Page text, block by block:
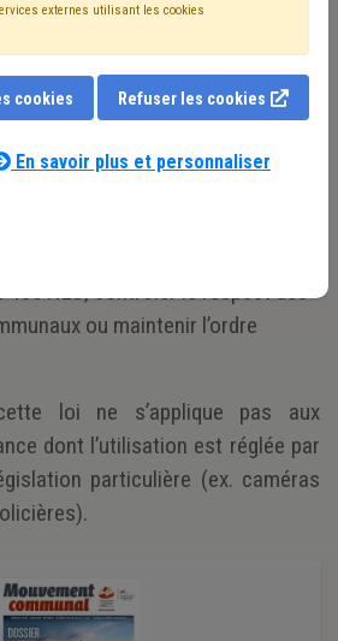
personnel.
de surveillance vise l’utilisation
à des fins non policières. La
135 NLC, contrôler le respect des
ou maintenir l’ordre
loi ne s’applique pas aux
dont l’utilisation est réglée par
particulière (ex. caméras
externes utilisant les cookies
cookies Refuser les cookies
En savoir plus et personnaliser